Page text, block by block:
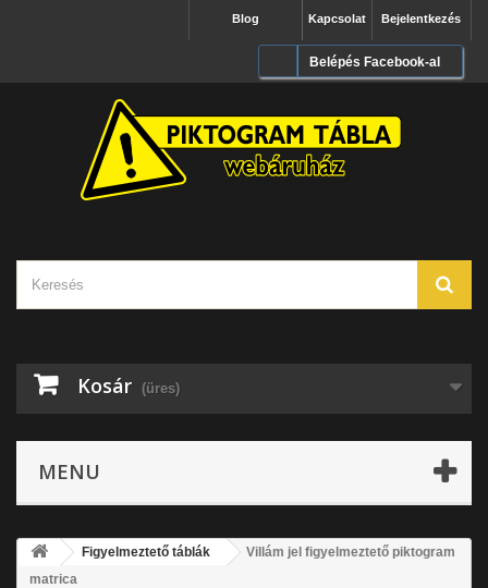
Bejelentkezés
Kapcsolat
Blog
Belépés Facebook-al
Kosár (üres)
MENU
Figyelmeztető táblák
Villám jel figyelmeztető piktogram
matrica